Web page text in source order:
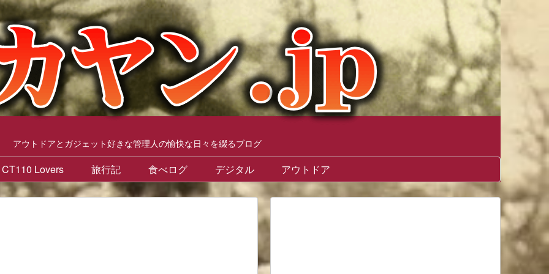
アウトドアとガジェット好きな管理人の愉快な日々を綴るブログ
CT110 Lovers 旅行記 食べログ デジタル アウトドア